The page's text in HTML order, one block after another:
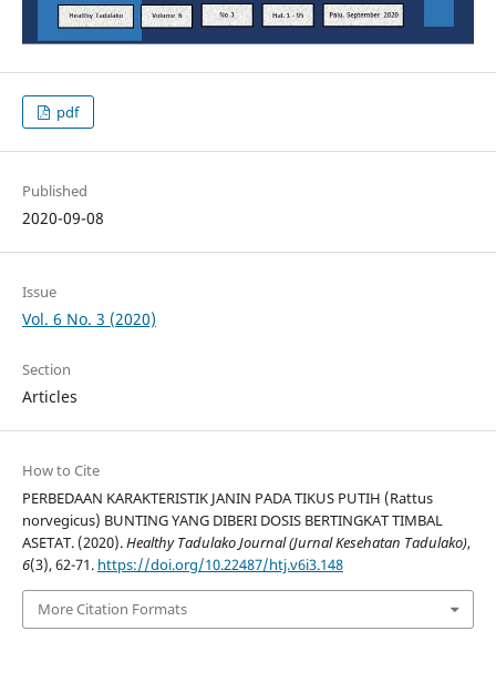
pdf
Published
2020-09-08
Issue
Vol. 6 No. 3 (2020)
Section
Articles
How to Cite
PERBEDAAN KARAKTERISTIK JANIN PADA TIKUS PUTIH (Rattus
norvegicus) BUNTING YANG DIBERI DOSIS BERTINGKAT TIMBAL
ASETAT. (2020).Healthy Tadulako Journal (Jurnal Kesehatan Tadulako),
6(3), 62-71. https://doi.org/10.22487/htj.v6i3.148
More Citation Formats